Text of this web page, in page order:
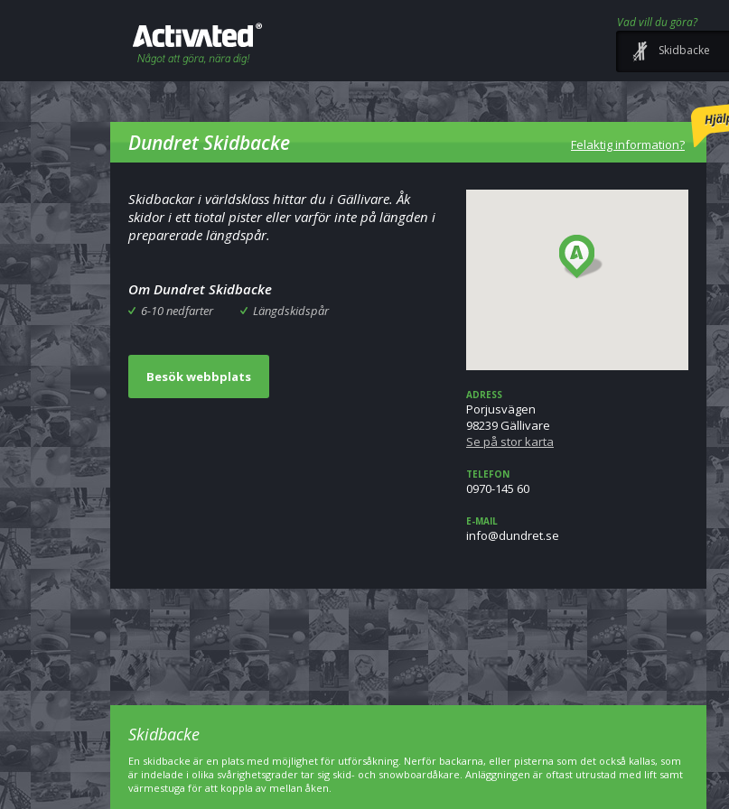
Vad vill du göra?
Skidbacke
Dundret Skidbacke Felaktig information?
Skidbackar i världsklass hittar du i Gällivare. Åk
skidor i ett tiotal pister eller varför inte på längden i
preparerade längdspår.
Om Dundret Skidbacke
6-10 nedfarter Längdskidspår
Besök webbplats
ADRESS
Porjusvägen
98239 Gällivare
Se på stor karta
TELEFON
0970-145 60
E-MAIL
es.terdnud@ofni
Skidbacke
En skidbacke är en plats med möjlighet för utförsåkning. Nerför backarna, eller pisterna som det också kallas, som
är indelade i olika svårighetsgrader tar sig skid- och snowboardåkare. Anläggningen är oftast utrustad med lift samt
värmestuga för att koppla av mellan åken.